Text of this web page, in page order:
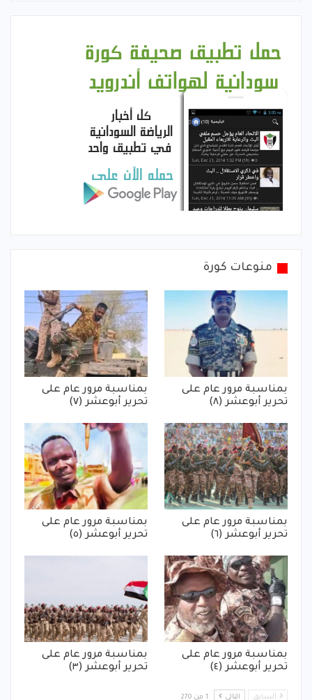
منوعات كورة
بمناسبة مرور عام على
تحرير أبوعشر (٨)
بمناسبة مرور عام على
تحرير أبوعشر (٧)
بمناسبة مرور عام على
تحرير أبوعشر (٦)
بمناسبة مرور عام على
تحرير أبوعشر (٥)
بمناسبة مرور عام على
تحرير أبوعشر (٤)
بمناسبة مرور عام على
تحرير أبوعشر (٣)
السابق التالي 1 من 270